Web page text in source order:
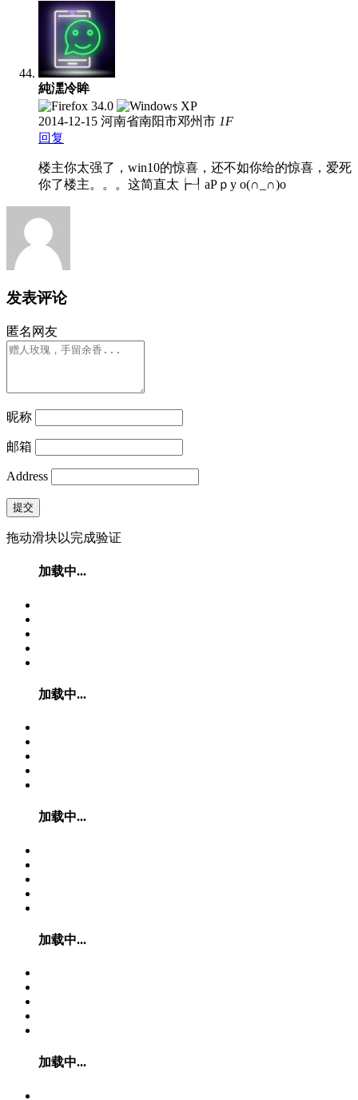
純潶冷眸
2014-12-15 河南省南阳市邓州市 1F
回复
楼主你太强了，win10的惊喜，还不如你给的惊喜，爱死
你了楼主。。。这简直太┢┦aΡｐy o(∩_∩)o
发表评论
匿名网友
昵称
邮箱
Address
提交
拖动滑块以完成验证
加载中...
加载中...
加载中...
加载中...
加载中...